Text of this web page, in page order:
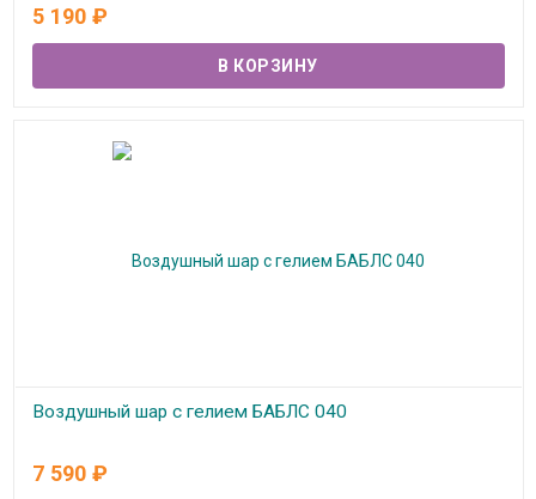
5 190 ₽
Воздушный шар с гелием БАБЛС 040
7 590 ₽